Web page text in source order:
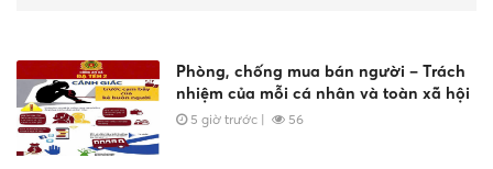
Phòng, chống mua bán người – Trách
nhiệm của mỗi cá nhân và toàn xã hội
5 giờ trước | 56